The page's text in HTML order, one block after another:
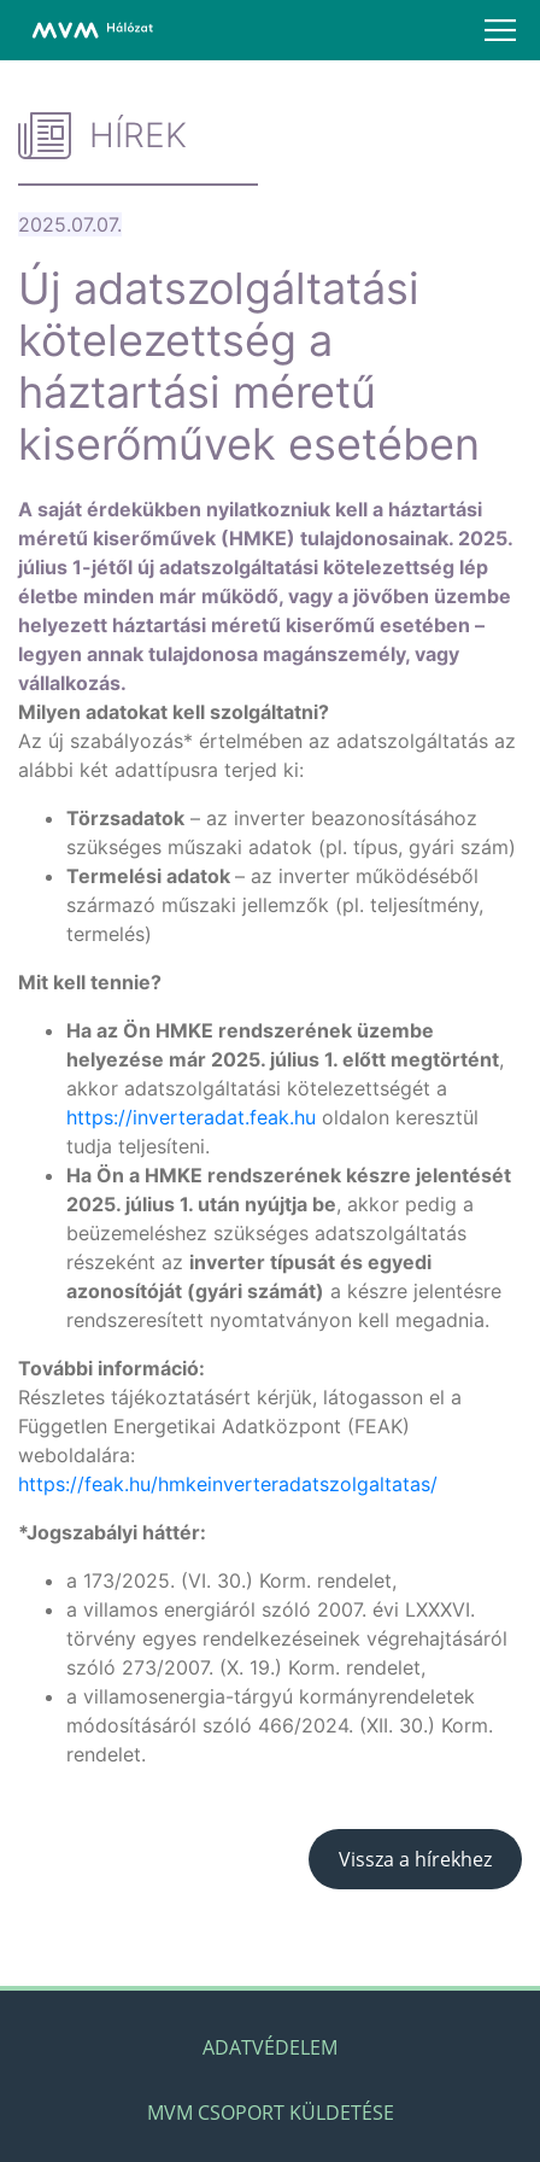
HÍREK
2025.07.07.
Új adatszolgáltatási
kötelezettség a
háztartási méretű
kiserőművek esetében
A saját érdekükben nyilatkozniuk kell a háztartási
méretű kiserőművek (HMKE) tulajdonosainak. 2025.
július 1-jétől új adatszolgáltatási kötelezettség lép
életbe minden már működő, vagy a jövőben üzembe
helyezett háztartási méretű kiserőmű esetében –
legyen annak tulajdonosa magánszemély, vagy
vállalkozás.
Milyen adatokat kell szolgáltatni?
Az új szabályozás* értelmében az adatszolgáltatás az
alábbi két adattípusra terjed ki:
Törzsadatok – az inverter beazonosításához
szükséges műszaki adatok (pl. típus, gyári szám)
Termelési adatok – az inverter működéséből
származó műszaki jellemzők (pl. teljesítmény,
termelés)
Mit kell tennie?
Ha az Ön HMKE rendszerének üzembe
helyezése már 2025. július 1. előtt megtörtént,
akkor adatszolgáltatási kötelezettségét a
https://inverteradat.feak.hu oldalon keresztül
tudja teljesíteni.
Ha Ön a HMKE rendszerének készre jelentését
2025. július 1. után nyújtja be, akkor pedig a
beüzemeléshez szükséges adatszolgáltatás
részeként az inverter típusát és egyedi
azonosítóját (gyári számát) a készre jelentésre
rendszeresített nyomtatványon kell megadnia.
További információ:
Részletes tájékoztatásért kérjük, látogasson el a
Független Energetikai Adatközpont (FEAK)
weboldalára:
https://feak.hu/hmkeinverteradatszolgaltatas/
*Jogszabályi háttér:
a 173/2025. (VI. 30.) Korm. rendelet,
a villamos energiáról szóló 2007. évi LXXXVI.
törvény egyes rendelkezéseinek végrehajtásáról
szóló 273/2007. (X. 19.) Korm. rendelet,
a villamosenergia-tárgyú kormányrendeletek
módosításáról szóló 466/2024. (XII. 30.) Korm.
rendelet.
Vissza a hírekhez
ADATVÉDELEM
MVM CSOPORT KÜLDETÉSE